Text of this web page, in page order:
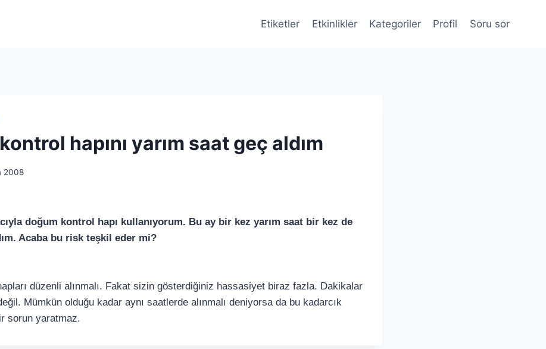
Etiketler Etkinlikler Kategoriler Profil Soru sor
hapını yarım saat geç aldım
2008
doğum kontrol hapı kullanıyorum. Bu ay bir kez yarım saat bir kez de
Acaba bu risk teşkil eder mi?
düzenli alınmalı. Fakat sizin gösterdiğiniz hassasiyet biraz fazla. Dakikalar
Mümkün olduğu kadar aynı saatlerde alınmalı deniyorsa da bu kadarcık
sorun yaratmaz.